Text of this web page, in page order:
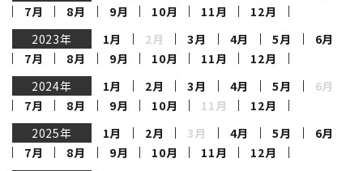
7月
8月 9月 10月 11月
12月
2023年
1月 2月 3月 4月 5月
6月
7月
8月 9月 10月 11月
12月
2024年
1月 2月 3月 4月 5月
6月
7月
8月 9月 10月 11月
12月
2025年
1月 2月 3月 4月 5月
6月
7月
8月 9月 10月 11月
12月